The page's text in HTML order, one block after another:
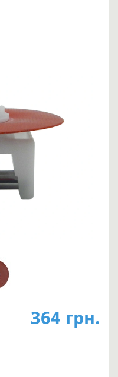
364 грн.